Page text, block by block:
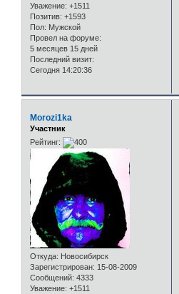
Уважение: +1511
Позитив: +1593
Пол: Мужской
Провел на форуме:
5 месяцев 15 дней
Последний визит:
Сегодня 14:20:36
Morozi1ka
Участник
Рейтинг:
Откуда: Новосибирск
Зарегистрирован: 15-08-2009
Сообщений: 4333
Уважение: +1511